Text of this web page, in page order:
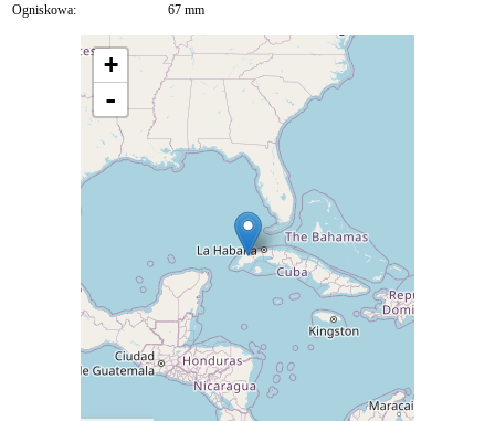
Ogniskowa:
67 mm
+
-